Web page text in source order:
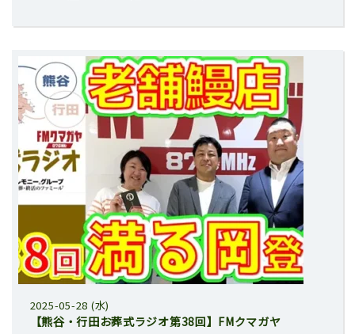
2025-05-28 (水)
【熊谷・行田お葬式ラジオ第38回】FMクマガヤ